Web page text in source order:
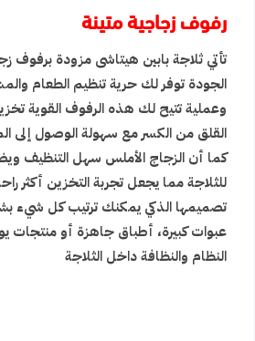
رفوف زجاجية متينة
تأتي ثلاجة بابين هيتاشى مزودة برفوف
الجودة توفر لك حرية تنظيم الطعام
وعملية تتيح لك هذه الرفوف القوية
القلق من الكسر مع سهولة الوصول إلى
كما أن الزجاج الأملس سهل التنظيف
للثلاجة مما يجعل تجربة التخزين أكثر
تصميمها الذكي يمكنك ترتيب كل شيء
عبوات كبيرة، أطباق جاهزة أو منتجات
النظام والنظافة داخل الثلاجة